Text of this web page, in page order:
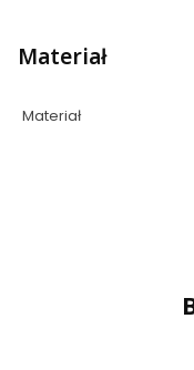
Materiał
Materiał